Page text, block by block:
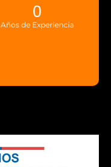
Años de Experiencia
0